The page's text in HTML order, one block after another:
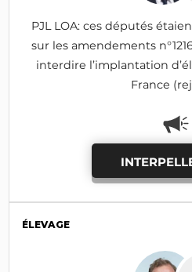
PJL LOA: ces députés
sur les amendements
interdire l’implantation
France
ÉLEVAGE